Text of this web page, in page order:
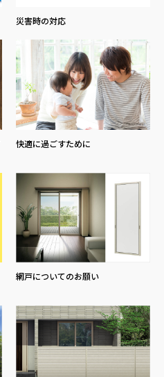
災害時の対応
快適に過ごすために
網戸についてのお願い